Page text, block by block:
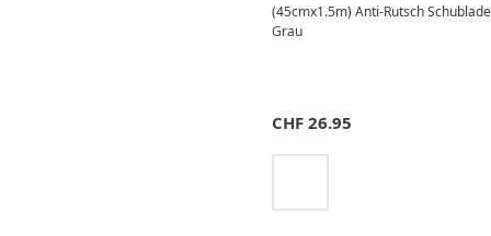
(45cmx1.5m) Anti-Rutsch
Grau
CHF 26.95